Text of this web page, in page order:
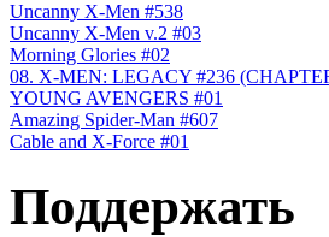
Uncanny X-Men #538
Uncanny X-Men v.2 #03
Morning Glories #02
08. X-MEN: LEGACY #236
YOUNG AVENGERS #01
Amazing Spider-Man #607
Cable and X-Force #01
Поддержать